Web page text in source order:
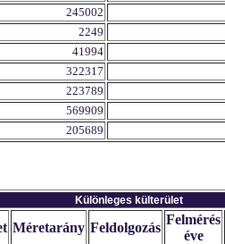
245002
2249
41994
322317
223789
569909
205689
Különleges külterület
Méretarány Feldolgozás
Felmérés
éve